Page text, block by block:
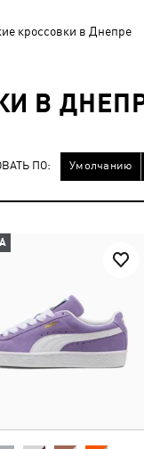
кроссовки в Днепре
В
ПО: Умолчанию